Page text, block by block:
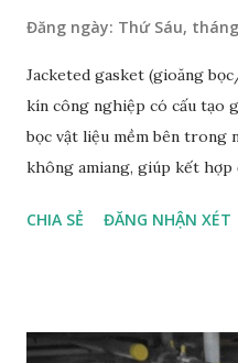
Đăng ngày: Thứ Sáu,
Jacketed gasket (gioăng
kín công nghiệp có cấu tạo
bọc vật liệu mềm bên trong
không amiang, giúp kết hợp
điều kiện áp suất, nhiệt độ
thép không gỉ, thép carbon,
CHIA SẺ ĐĂNG NHẬN XÉT